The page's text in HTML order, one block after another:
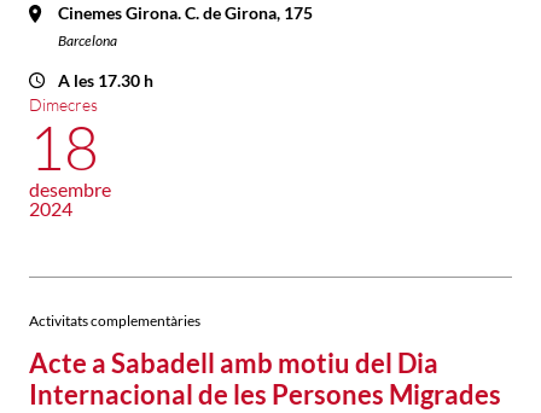
Cinemes Girona. C. de Girona, 175
Barcelona
A les 17.30 h
Dimecres
18
desembre
2024
Activitats complementàries
Acte a Sabadell amb motiu del Dia
Internacional de les Persones Migrades